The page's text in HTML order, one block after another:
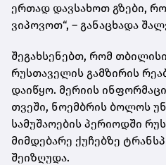
ერთად დავსახოთ გზები,
ვიპოვოთ“, – განაცხადა
შეგახსენებთ, რომ
რუსთაველის გამზირის
დაიწყო. მერიის
თვეში, ნოემბრის ბოლოს
სამუშაოების პერიოდში
მიმდებარე ქუჩებზე
შეიზღუდა.